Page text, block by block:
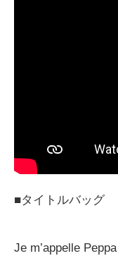
■タイトルバッグ
Je m’appelle